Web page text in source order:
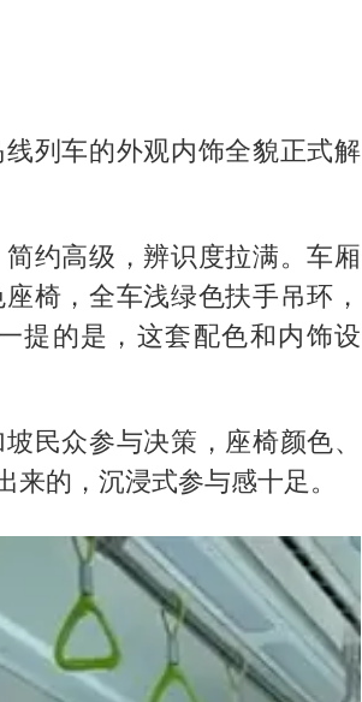
列车的外观内饰全貌正式解
约高级，辨识度拉满。车厢
椅，全车浅绿色扶手吊环，
提的是，这套配色和内饰设
民众参与决策，座椅颜色、
的，沉浸式参与感十足。